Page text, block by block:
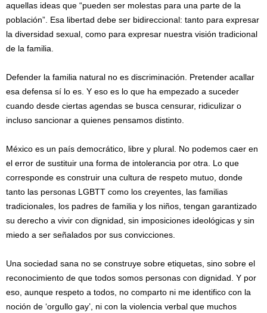
aquellas ideas que “pueden ser molestas para una parte de la
población”. Esa libertad debe ser bidireccional: tanto para expresar
la diversidad sexual, como para expresar nuestra visión tradicional
de la familia.
Defender la familia natural no es discriminación. Pretender acallar
esa defensa sí lo es. Y eso es lo que ha empezado a suceder
cuando desde ciertas agendas se busca censurar, ridiculizar o
incluso sancionar a quienes pensamos distinto.
México es un país democrático, libre y plural. No podemos caer en
el error de sustituir una forma de intolerancia por otra. Lo que
corresponde es construir una cultura de respeto mutuo, donde
tanto las personas LGBTT como los creyentes, las familias
tradicionales, los padres de familia y los niños, tengan garantizado
su derecho a vivir con dignidad, sin imposiciones ideológicas y sin
miedo a ser señalados por sus convicciones.
Una sociedad sana no se construye sobre etiquetas, sino sobre el
reconocimiento de que todos somos personas con dignidad. Y por
eso, aunque respeto a todos, no comparto ni me identifico con la
noción de ‘orgullo gay’, ni con la violencia verbal que muchos